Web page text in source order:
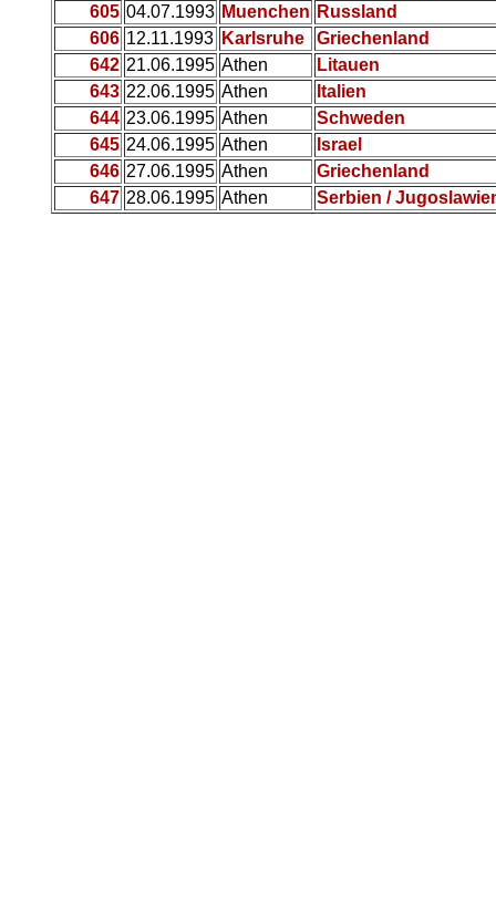
605 04.07.1993 Muenchen Russland
606 12.11.1993 Karlsruhe
Griechenland
642 21.06.1995 Athen
Litauen
643 22.06.1995 Athen
Italien
644 23.06.1995 Athen
Schweden
645 24.06.1995 Athen
Israel
646 27.06.1995 Athen
Griechenland
647 28.06.1995 Athen Serbien /